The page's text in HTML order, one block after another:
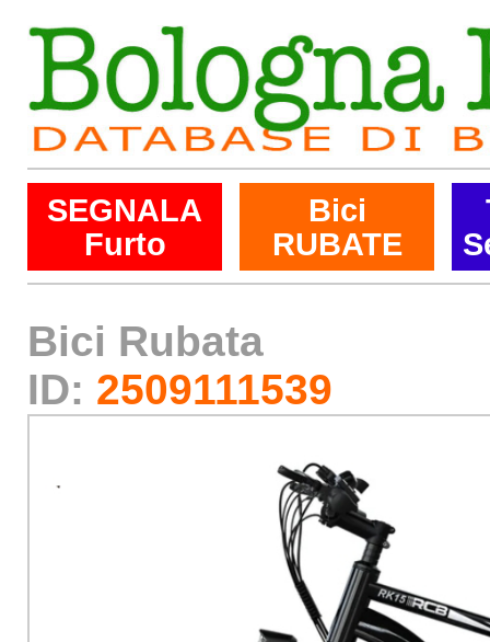
SEGNALA
Furto
Bici
RUBATE
Bici Rubata
ID: 2509111539